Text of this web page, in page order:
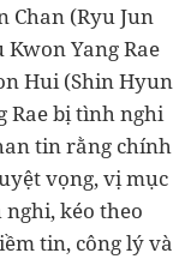
Chan (Ryu Jun
Yang Rae
Hui (Shin Hyun
Rae bị tình nghi
tin rằng chính
vọng, vị mục
kéo theo
tin, công lý và